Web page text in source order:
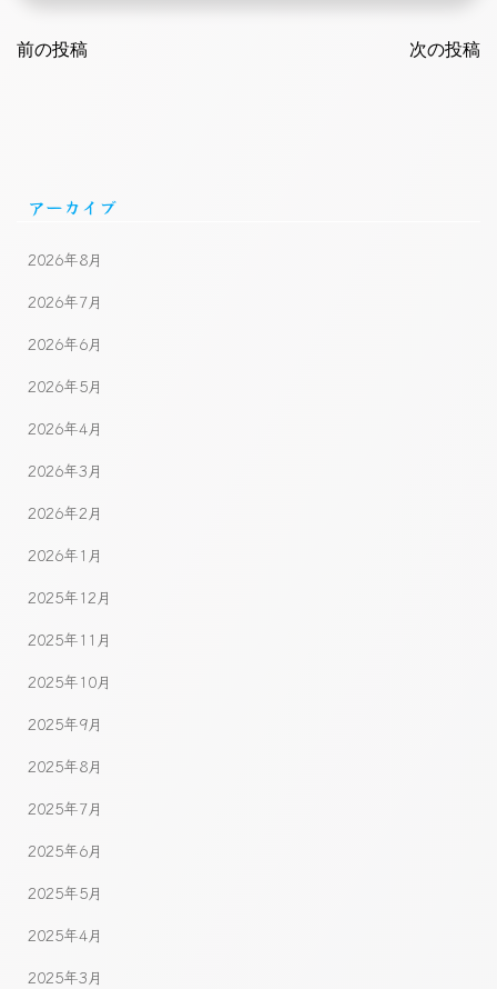
navigation
前の投稿 次の投稿
アーカイブ
2026年8月
2026年7月
2026年6月
2026年5月
2026年4月
2026年3月
2026年2月
2026年1月
2025年12月
2025年11月
2025年10月
2025年9月
2025年8月
2025年7月
2025年6月
2025年5月
2025年4月
2025年3月